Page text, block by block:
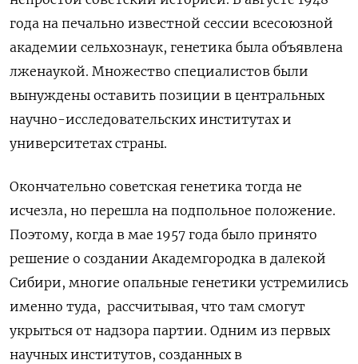
года на печально известной сессии всесоюзной
академии сельхознаук, генетика была объявлена
лженаукой. Множество специалистов были
вынуждены оставить позиции в центральных
научно-исследовательских институтах и
университетах страны.
Окончательно советская генетика тогда не
исчезла, но перешла на подпольное положение.
Поэтому, когда в мае 1957 года было принято
решение о создании Академгородка в далекой
Сибири, многие опальные генетики устремились
именно туда, рассчитывая, что там смогут
укрыться от надзора партии. Одним из первых
научных институтов, созданных в